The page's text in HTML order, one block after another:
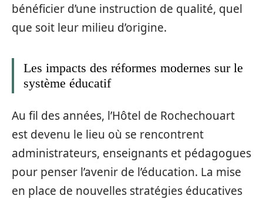
bénéficier d’une instruction de qualité, quel
que soit leur milieu d’origine.
Les impacts des réformes modernes sur le
système éducatif
Au fil des années, l’Hôtel de Rochechouart
est devenu le lieu où se rencontrent
administrateurs, enseignants et pédagogues
pour penser l’avenir de l’éducation. La mise
en place de nouvelles stratégies éducatives